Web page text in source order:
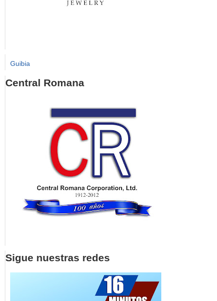
Guibia
Central Romana
Sigue nuestras redes